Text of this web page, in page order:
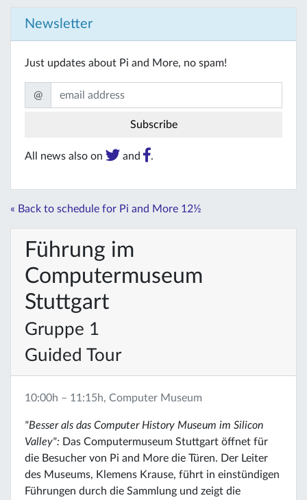
Newsletter
Just updates about Pi and More, no spam!
@
All news also on and .
« Back to schedule for Pi and More 12½
Führung im
Computermuseum
Stuttgart
Gruppe 1
Guided Tour
10:00h – 11:15h, Computer Museum
"Besser als das Computer History Museum im Silicon
Valley": Das Computermuseum Stuttgart öffnet für
die Besucher von Pi and More die Türen. Der Leiter
des Museums, Klemens Krause, führt in einstündigen
Führungen durch die Sammlung und zeigt die